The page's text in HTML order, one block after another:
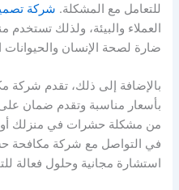
للتعامل مع المشكلة. شركة
العملاء والبيئة، ولذلك
ضارة لصحة الإنسان والحيوانات
بالإضافة إلى ذلك، تقدم شركة
بأسعار مناسبة وتقدم ضمان
من مشكلة حشرات في منزلك أو
في التواصل مع شركة مكافحة
استشارة مجانية وحلول فعالة